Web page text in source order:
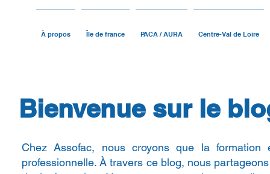
À propos Île de france PACA / AURA Centre-Val de Loire
Bienvenue sur le
Chez Assofac, nous croyons que la
professionnelle. À travers ce blog, nous